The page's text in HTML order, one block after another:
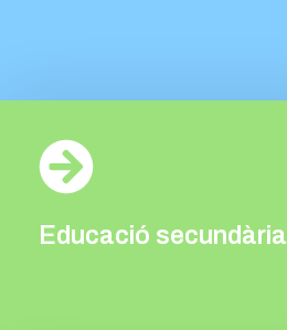
Educació secundària
Secundària